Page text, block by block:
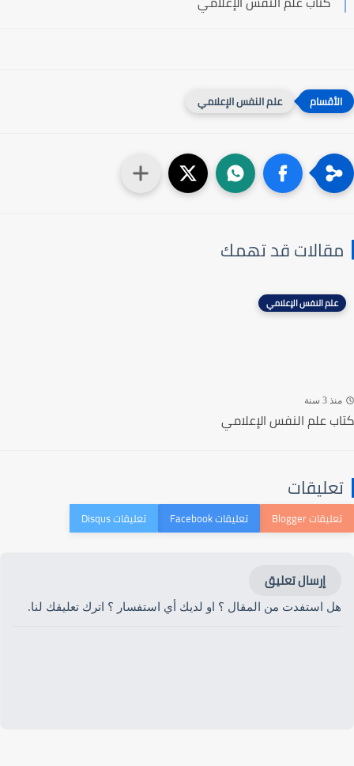
علم النفس الإعلامي
مقالات قد تهمك
علم النفس الإعلامي
منذ 3 سنة
كتاب علم النفس الإعلامي
تعليقات
إرسال تعليق
هل استفدت من المقال ؟ او لديك أي استفسار ؟ اترك تعليقك لنا.